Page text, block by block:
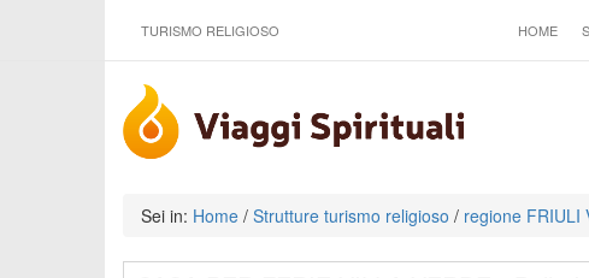
TURISMO RELIGIOSO HOME
Sei in: Home / Strutture turismo religioso / regione FRIULI